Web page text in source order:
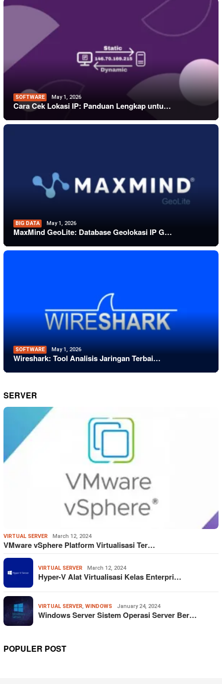
SOFTWARE May 1, 2026
Cara Cek Lokasi IP: Panduan Lengkap untu…
BIG DATA May 1, 2026
MaxMind GeoLite: Database Geolokasi IP G…
SOFTWARE May 1, 2026
Wireshark: Tool Analisis Jaringan Terbai…
SERVER
VIRTUAL SERVER March 12, 2024
VMware vSphere Platform Virtualisasi Ter…
VIRTUAL SERVER March 12, 2024
Hyper-V Alat Virtualisasi Kelas Enterpri…
VIRTUAL SERVER, WINDOWS January 24, 2024
Windows Server Sistem Operasi Server Ber…
POPULER POST